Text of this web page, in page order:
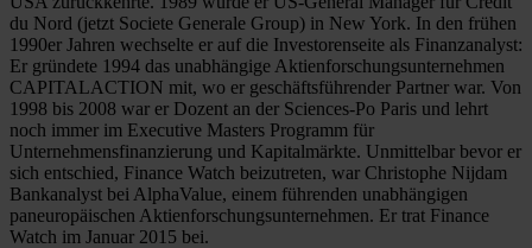
du Nord (jetzt Societe Generale Group) in New York. In den frühen
1990er Jahren wechselte er auf die Investorenseite als Finanzanalyst:
Er gründete 1994 das unabhängige Aktienforschungsunternehmen
CAPITALACTION mit, wo er geschäftsführender Partner war. Von
1998 bis 2008 war er Dozent an der Sciences-Po Paris und lehrt
noch immer im Executive Masters Programm für
Unternehmensfinanzierung und Kapitalmärkte. Unmittelbar bevor er
sich entschied, Finance Watch beizutreten, war Christophe Nijdam
Bankanalyst bei AlphaValue, einem führenden unabhängigen
paneuropäischen Aktienforschungsunternehmen. Er trat Finance
Watch im Januar 2015 bei.